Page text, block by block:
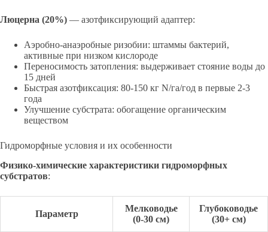
Люцерна (20%) — азотфиксирующий адаптер:
Аэробно-анаэробные ризобии: штаммы бактерий,
активные при низком кислороде
Переносимость затопления: выдерживает стояние воды до
15 дней
Быстрая азотфиксация: 80-150 кг N/га/год в первые 2-3
года
Улучшение субстрата: обогащение органическим
веществом
Гидроморфные условия и их особенности
Физико-химические характеристики гидроморфных
субстратов:
Параметр
Мелководье
(0-30 см)
Глубоководье
(30+ см)